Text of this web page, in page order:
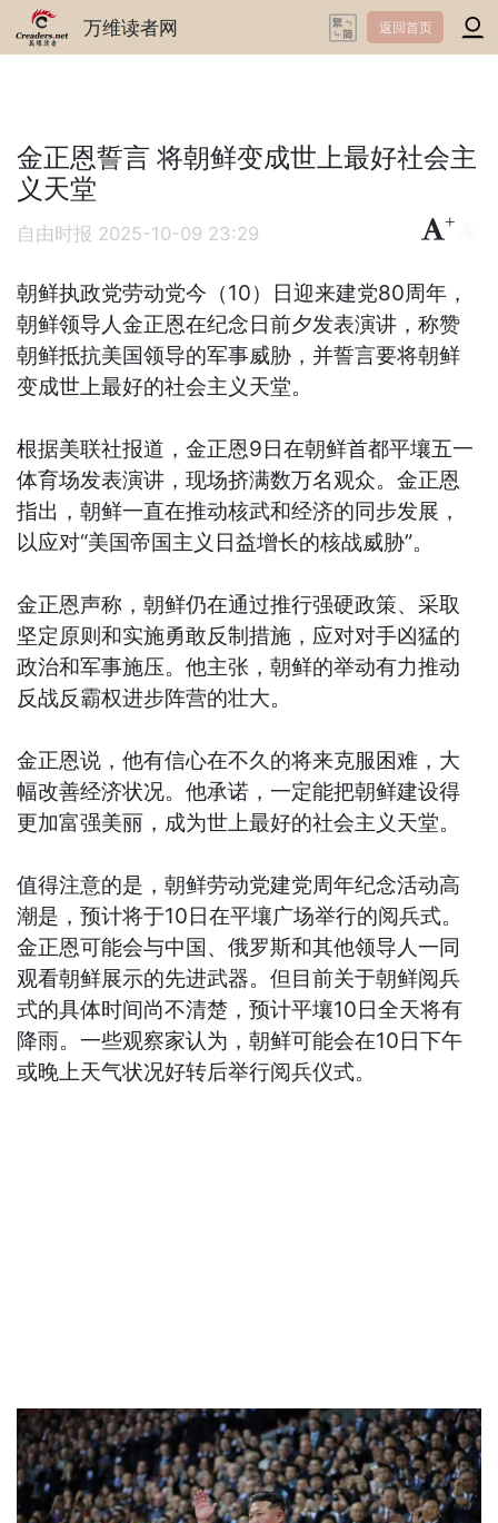
万维读者网 返回首页
金正恩誓言 将朝鲜变成世上最好社会主
义天堂
自由时报 2025-10-09 23:29
+
朝鲜执政党劳动党今（10）日迎来建党80周年，
朝鲜领导人金正恩在纪念日前夕发表演讲，称赞
朝鲜抵抗美国领导的军事威胁，并誓言要将朝鲜
变成世上最好的社会主义天堂。
根据美联社报道，金正恩9日在朝鲜首都平壤五一
体育场发表演讲，现场挤满数万名观众。金正恩
指出，朝鲜一直在推动核武和经济的同步发展，
以应对“美国帝国主义日益增长的核战威胁”。
金正恩声称，朝鲜仍在通过推行强硬政策、采取
坚定原则和实施勇敢反制措施，应对对手凶猛的
政治和军事施压。他主张，朝鲜的举动有力推动
反战反霸权进步阵营的壮大。
金正恩说，他有信心在不久的将来克服困难，大
幅改善经济状况。他承诺，一定能把朝鲜建设得
更加富强美丽，成为世上最好的社会主义天堂。
值得注意的是，朝鲜劳动党建党周年纪念活动高
潮是，预计将于10日在平壤广场举行的阅兵式。
金正恩可能会与中国、俄罗斯和其他领导人一同
观看朝鲜展示的先进武器。但目前关于朝鲜阅兵
式的具体时间尚不清楚，预计平壤10日全天将有
降雨。一些观察家认为，朝鲜可能会在10日下午
或晚上天气状况好转后举行阅兵仪式。